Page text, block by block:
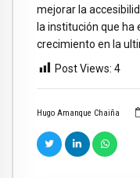
Hugo Amanque Chaiña
mejorar la
la institución que
crecimiento en la
Post Views: 4